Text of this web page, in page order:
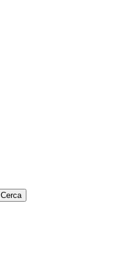
Cerca